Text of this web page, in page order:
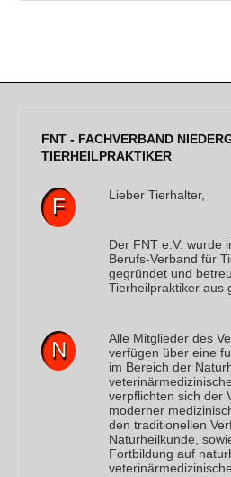
FNT - FACHVERBAND
TIERHEILPRAKTIKER
F Lieber Tierhalter,
Der FNT e.V. wurde
Berufs-Verband für
gegründet und
Tierheilpraktiker aus
N
Alle Mitglieder des
verfügen über eine
im Bereich der
verpflichten sich der
moderner
den traditionellen
Naturheilkunde,
Fortbildung auf